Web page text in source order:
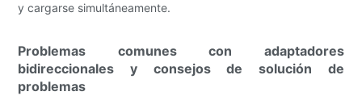
y cargarse simultáneamente.
Problemas comunes con adaptadores
bidireccionales y consejos de solución de
problemas